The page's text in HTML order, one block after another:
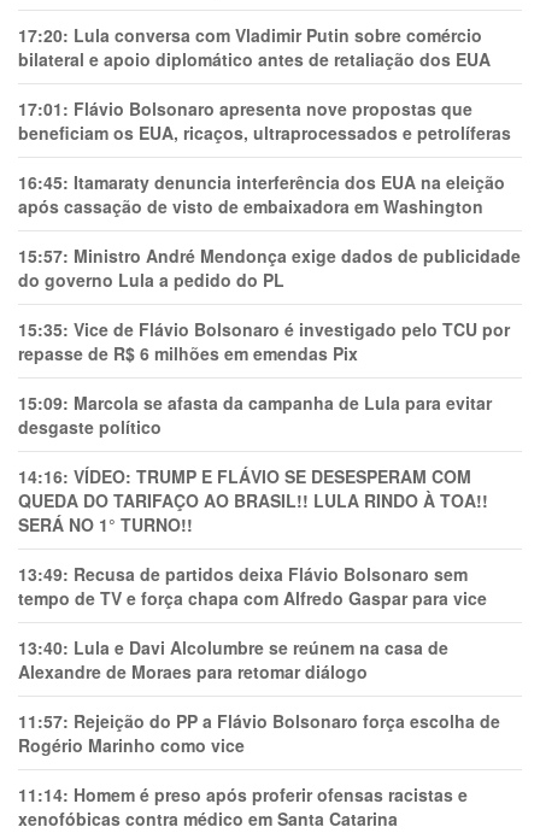
17:20: Lula conversa com Vladimir Putin sobre comércio
bilateral e apoio diplomático antes de retaliação dos EUA
17:01: Flávio Bolsonaro apresenta nove propostas que
beneficiam os EUA, ricaços, ultraprocessados e petrolíferas
16:45: Itamaraty denuncia interferência dos EUA na eleição
após cassação de visto de embaixadora em Washington
15:57: Ministro André Mendonça exige dados de publicidade
do governo Lula a pedido do PL
15:35: Vice de Flávio Bolsonaro é investigado pelo TCU por
repasse de R$ 6 milhões em emendas Pix
15:09: Marcola se afasta da campanha de Lula para evitar
desgaste político
14:16: VÍDEO: TRUMP E FLÁVIO SE DESESPERAM COM
QUEDA DO TARIFAÇO AO BRASIL!! LULA RINDO À TOA!!
SERÁ NO 1° TURNO!!
13:49: Recusa de partidos deixa Flávio Bolsonaro sem
tempo de TV e força chapa com Alfredo Gaspar para vice
13:40: Lula e Davi Alcolumbre se reúnem na casa de
Alexandre de Moraes para retomar diálogo
11:57: Rejeição do PP a Flávio Bolsonaro força escolha de
Rogério Marinho como vice
11:14: Homem é preso após proferir ofensas racistas e
xenofóbicas contra médico em Santa Catarina